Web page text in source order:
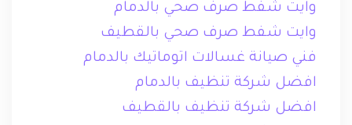
وايت شفط صرف صحي بالدمام
وايت شفط صرف صحي بالقطيف
فني صيانة غسالات اتوماتيك بالدمام
افضل شركة تنظيف بالدمام
افضل شركة تنظيف بالقطيف